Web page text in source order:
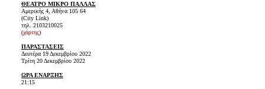
ΘΕΑΤΡΟ ΜΙΚΡΟ ΠΑΛΛΑΣ
Αμερικής 4, Αθήνα 105 64
(City Link)
τηλ. 2103210025
(χάρτης)
ΠΑΡΑΣΤΑΣΕΙΣ
Δευτέρα 19 Δεκεμβρίου 2022
Τρίτη 20 Δεκεμβρίου 2022
ΩΡΑ ΕΝΑΡΞΗΣ
21:15